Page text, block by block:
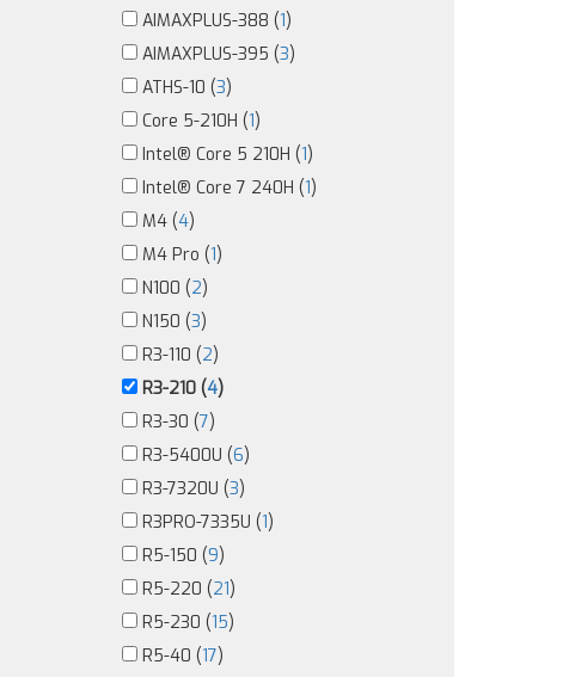
AIMAXPLUS-388 (1)
AIMAXPLUS-395 (3)
ATHS-10 (3)
Core 5-210H (1)
Intel® Core 5 210H (1)
Intel® Core 7 240H (1)
M4 (4)
M4 Pro (1)
N100 (2)
N150 (3)
R3-110 (2)
R3-210 (4)
R3-30 (7)
R3-5400U (6)
R3-7320U (3)
R3PRO-7335U (1)
R5-150 (9)
R5-220 (21)
R5-230 (15)
R5-40 (17)